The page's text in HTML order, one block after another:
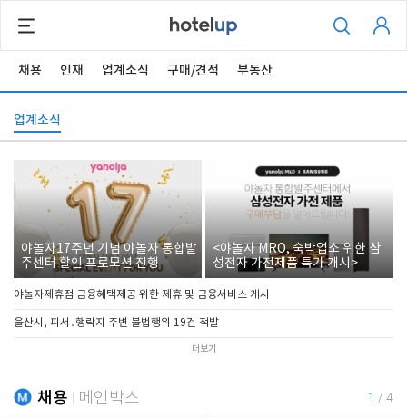
채용 인재 업계소식 구매/견적 부동산
업계소식
야놀자17주년 기념 야놀자 통합발
주센터 할인 프로모션 진행
<야놀자 MRO, 숙박업소 위한 삼
성전자 가전제품 특가 개시>
야놀자제휴점 금융혜택제공 위한 제휴 및 금융서비스 게시
울산시, 피서․행락지 주변 불법행위 19건 적발
더보기
채용 메인박스 1 / 4